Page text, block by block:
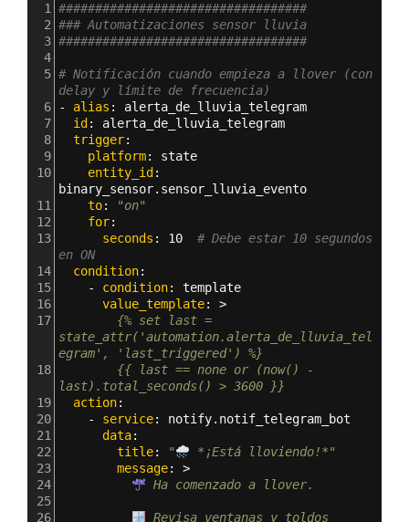
1 ##################################
2 ### Automatizaciones sensor lluvia
3 ##################################
4
5 # Notificación cuando empieza a llover (con
delay y límite de frecuencia)
6
- alias : alerta_de_lluvia_telegram
7
  id
: alerta_de_lluvia_telegram
8
  trigger
:
9
platform: state
10
entity_id
binary_sensor.sensor_lluvia_evento
11
to:
"on"
12
for:
13
seconds : 10 # Debe estar 10 segundos
en ON
14
  condition
:
15
- condition: template
16
value_template: >
17
{% set last =
state_attr('automation.alerta_de_lluvia_tel
egram', 'last_triggered') %}
18
{{ last == none or (now() -
last).total_seconds() > 3600 }}
19
  action
:
20
- service: notify.notif_telegram_bot
21
data:
22
title: "
*¡Está lloviendo!*"
23
message: >
24
Ha comenzado a llover.
25
26
Revisa ventanas y toldos